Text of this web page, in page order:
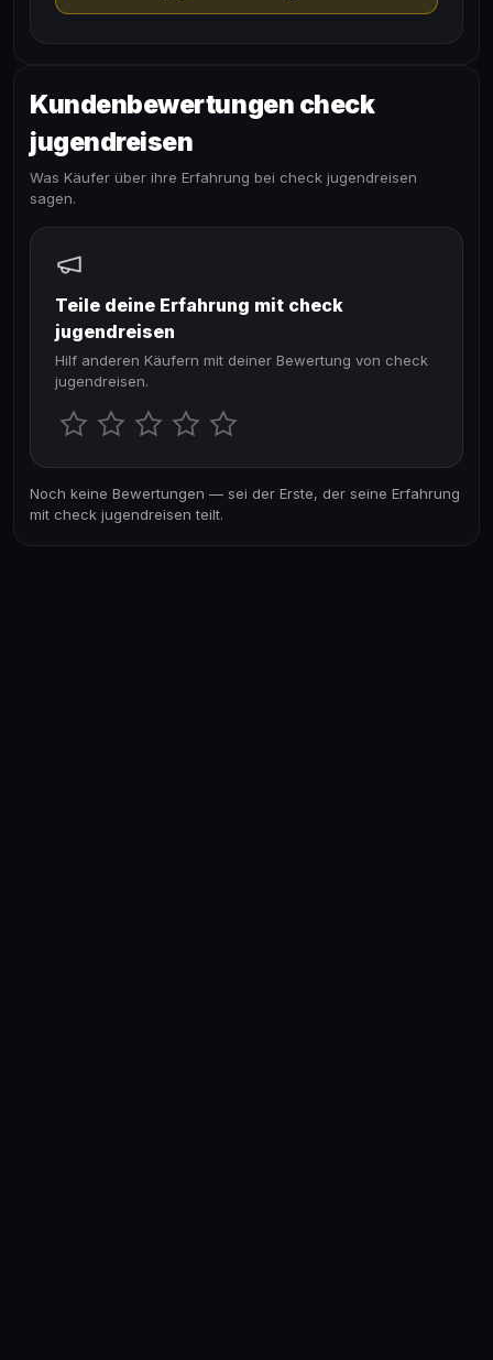
Kundenbewertungen check
jugendreisen
Was Käufer über ihre Erfahrung bei check jugendreisen
sagen.
Teile deine Erfahrung mit check
jugendreisen
Hilf anderen Käufern mit deiner Bewertung von check
jugendreisen.
Noch keine Bewertungen — sei der Erste, der seine Erfahrung
mit check jugendreisen teilt.